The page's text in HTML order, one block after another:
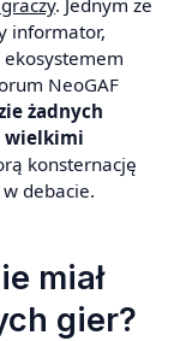
. Jednym ze
informator,
NeoGAF
żadnych
wielkimi
konsternację
debacie.
miał
gier?